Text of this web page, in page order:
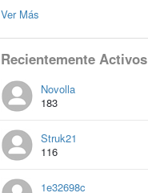
Ver Más
Recientemente Activos
Novolla
183
Struk21
116
1e32698c